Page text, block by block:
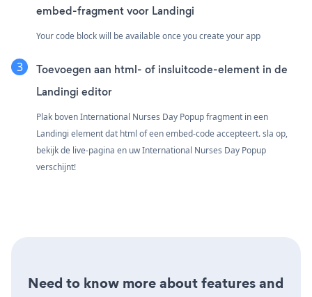
embed-fragment voor Landingi
Your code block will be available once you create your app
Toevoegen aan html- of insluitcode-element in de
Landingi editor
Plak boven International Nurses Day Popup fragment in een
Landingi element dat html of een embed-code accepteert. sla op,
bekijk de live-pagina en uw International Nurses Day Popup
verschijnt!
Need to know more about features and